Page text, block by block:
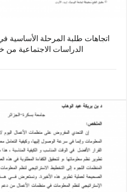
اتجاهات طلبة المرحلة الأساسية
الدراسات الاجتماعية من